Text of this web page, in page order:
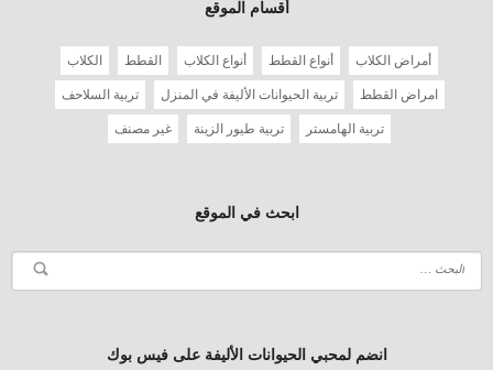
أقسام الموقع
أمراض الكلاب أنواع القطط أنواع الكلاب القطط الكلاب
امراض القطط تربية الحيوانات الأليفة في المنزل تربية السلاحف
تربية الهامستر تربية طيور الزينة غير مصنف
ابحث في الموقع
انضم لمحبي الحيوانات الأليفة على فيس بوك